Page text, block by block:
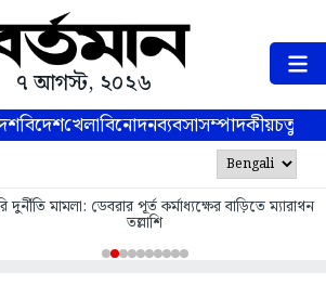
৭ আগস্ট, ২০২৬
বিদেশখেলাবিনোদনব্যবসাসম্পাদকীয়
দুর্নীতি মামলা: ডেবরার পূর্ত কর্মাধ্যক্ষের বাড়িতে ম্যারাথন
তল্লাশি